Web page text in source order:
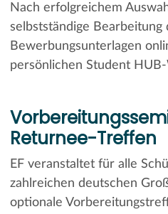
Nach erfolgreichem
selbstständige Bearbeitung
Bewerbungsunterlagen
persönlichen Student
Returnee-Treffen
EF veranstaltet für alle
zahlreichen deutschen
optionale